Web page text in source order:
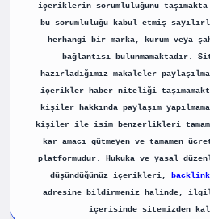
içeriklerin sorumluluğunu
bu sorumluluğu kabul etmiş
herhangi bir marka, kurum veya
bağlantısı bulunmamaktadır.
hazırladığımız makaleler
içerikler haber niteliği
kişiler hakkında paylaşım
kişiler ile isim benzerlikleri
kar amacı gütmeyen ve tamamen
platformudur. Hukuka ve yasal
düşündüğünüz içerikleri,
adresine bildirmeniz halinde,
içerisinde sitemizden